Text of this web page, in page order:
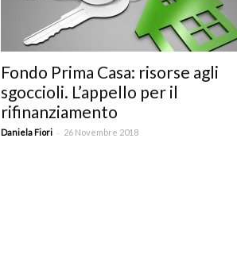
Fondo Prima Casa: risorse agli
sgoccioli. L’appello per il
rifinanziamento
Daniela Fiori - 26 Novembre 2018